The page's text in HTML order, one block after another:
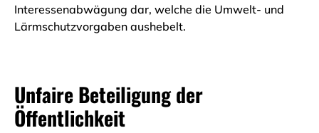
Interessenabwägung dar, welche die Umwelt- und
Lärmschutzvorgaben aushebelt.
Unfaire Beteiligung der
Öffentlichkeit